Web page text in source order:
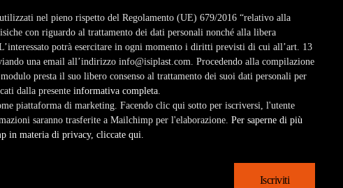
nel pieno rispetto del Regolamento (UE) 679/2016 “relativo alla
con riguardo al trattamento dei dati personali nonché alla libera
potrà esercitare in ogni momento i diritti previsti di cui all’art. 13
una email all’indirizzo info@isiplast.com. Procedendo alla compilazione
presta il suo libero consenso al trattamento dei suoi dati personali per
dalla presente informativa completa.
piattaforma di marketing. Facendo clic qui sotto per iscriversi, l'utente
saranno trasferite a Mailchimp per l'elaborazione. Per saperne di più
in materia di privacy, cliccate qui.